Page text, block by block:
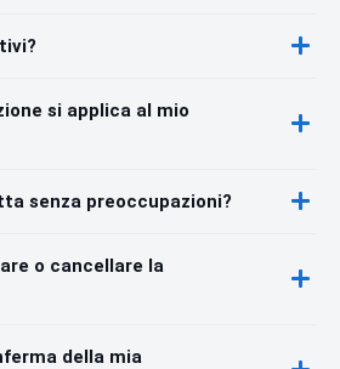
si applica al mio
senza preoccupazioni?
o cancellare la
della mia